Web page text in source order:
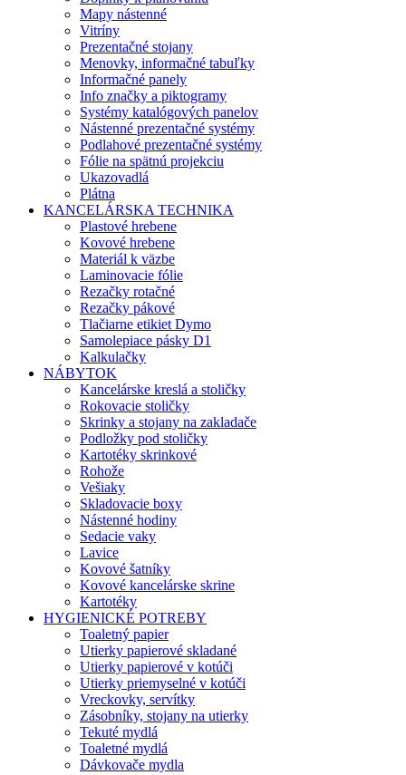
Mapy nástenné
Vitríny
Prezentačné stojany
Menovky, informačné tabuľky
Informačné panely
Info značky a piktogramy
Systémy katalógových panelov
Nástenné prezentačné systémy
Podlahové prezentačné systémy
Fólie na spätnú projekciu
Ukazovadlá
Plátna
KANCELÁRSKA TECHNIKA
Plastové hrebene
Kovové hrebene
Materiál k väzbe
Laminovacie fólie
Rezačky rotačné
Rezačky pákové
Tlačiarne etikiet Dymo
Samolepiace pásky D1
Kalkulačky
NÁBYTOK
Kancelárske kreslá a stoličky
Rokovacie stoličky
Skrinky a stojany na zakladače
Podložky pod stoličky
Kartotéky skrinkové
Rohože
Vešiaky
Skladovacie boxy
Nástenné hodiny
Sedacie vaky
Lavice
Kovové šatníky
Kovové kancelárske skrine
Kartotéky
HYGIENICKÉ POTREBY
Toaletný papier
Utierky papierové skladané
Utierky papierové v kotúči
Utierky priemyselné v kotúči
Vreckovky, servítky
Zásobníky, stojany na utierky
Tekuté mydlá
Toaletné mydlá
Dávkovače mydla